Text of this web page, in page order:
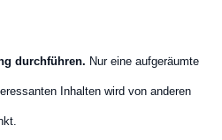
durchführen. Nur eine aufgeräumte
Inhalten wird von anderen